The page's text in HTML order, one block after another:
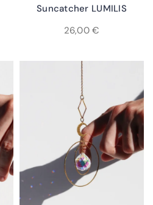
Ajouter Au Panier
Suncatcher LUMILIS
26,00€